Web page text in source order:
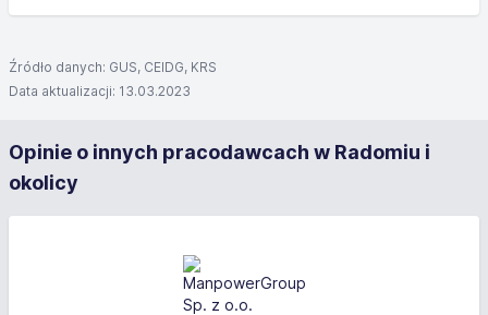
Źródło danych: GUS, CEIDG, KRS
Data aktualizacji: 13.03.2023
Opinie o innych pracodawcach w Radomiu i
okolicy